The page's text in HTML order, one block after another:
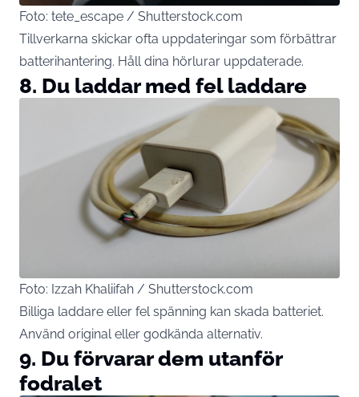
Foto: tete_escape / Shutterstock.com
Tillverkarna skickar ofta uppdateringar som förbättrar
batterihantering. Håll dina hörlurar uppdaterade.
8. Du laddar med fel laddare
Foto: Izzah Khaliifah / Shutterstock.com
Billiga laddare eller fel spänning kan skada batteriet.
Använd original eller godkända alternativ.
9. Du förvarar dem utanför
fodralet